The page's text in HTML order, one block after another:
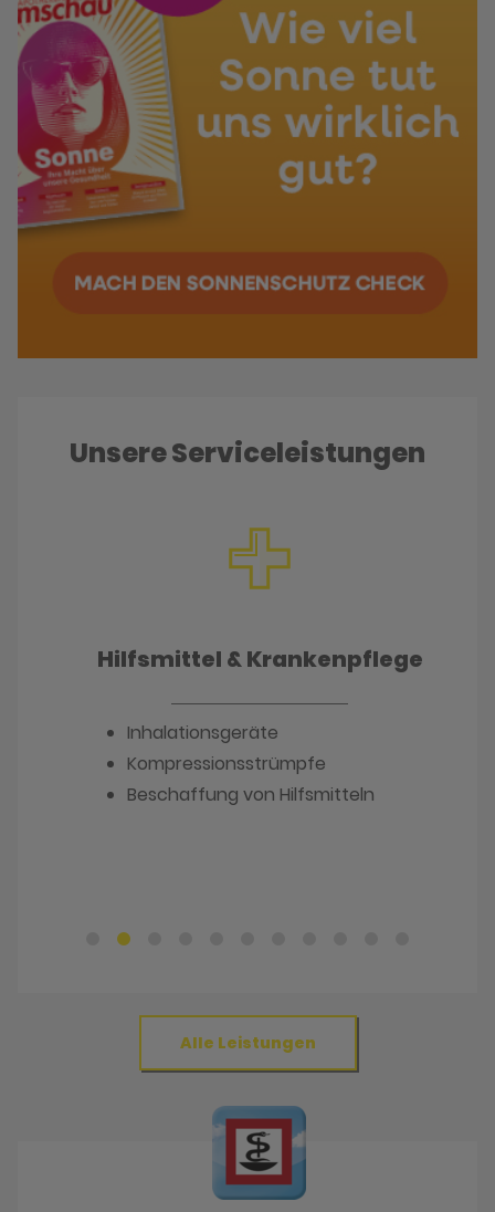
Unsere Serviceleistungen
Hilfsmittel & Krankenpflege
Inhalationsgeräte
Kompressionsstrümpfe
Beschaffung von Hilfsmitteln
Alle Leistungen